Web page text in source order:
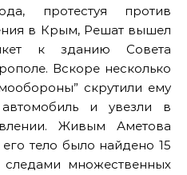
протестуя против
в Крым, Решат вышел
к зданию Совета
Вскоре несколько
скрутили ему
и увезли в
Живым Аметова
тело было найдено 15
множественных